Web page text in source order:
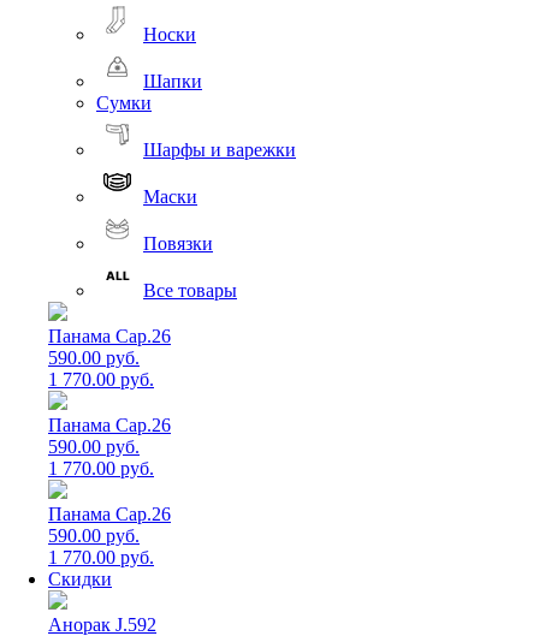
Носки
Шапки
Сумки
Шарфы и варежки
Маски
Повязки
Все товары
Панама Cap.26
590.00 руб.
1 770.00 руб.
Панама Cap.26
590.00 руб.
1 770.00 руб.
Панама Cap.26
590.00 руб.
1 770.00 руб.
Скидки
Анорак J.592